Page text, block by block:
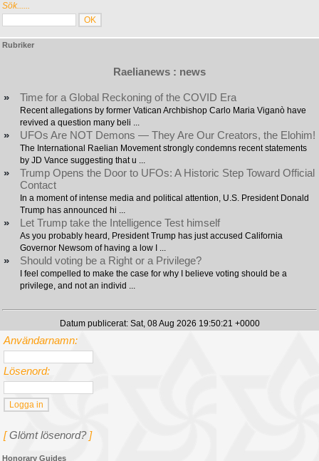
Sök......
Rubriker
Raelianews : news
» Time for a Global Reckoning of the COVID Era
Recent allegations by former Vatican Archbishop Carlo Maria Viganò have
revived a question many beli ...
» UFOs Are NOT Demons — They Are Our Creators, the Elohim!
The International Raelian Movement strongly condemns recent statements
by JD Vance suggesting that u ...
»
Trump Opens the Door to UFOs: A Historic Step Toward Official
Contact
In a moment of intense media and political attention, U.S. President Donald
Trump has announced hi ...
» Let Trump take the Intelligence Test himself
As you probably heard, President Trump has just accused California
Governor Newsom of having a low I ...
» Should voting be a Right or a Privilege?
I feel compelled to make the case for why I believe voting should be a
privilege, and not an individ ...
Datum publicerat: Sat, 08 Aug 2026 19:50:21 +0000
Användarnamn:
Lösenord:
[Glömt lösenord?]
Honorary Guides